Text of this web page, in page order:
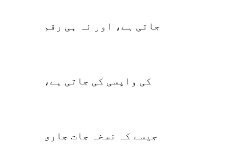
جاتی ہے، اور نہ ہی رقم
کی واپسی کی جاتی ہے،
جیسے کہ نسخہ جات جاری